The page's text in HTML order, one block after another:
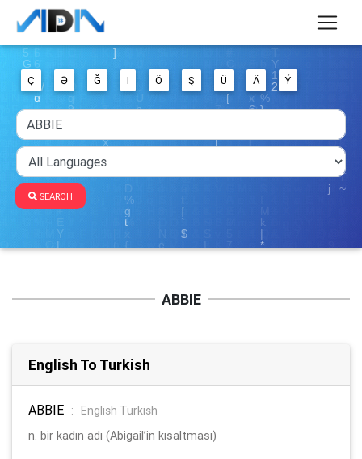
Ç Ə Ğ I Ö Ş Ü Ä Ý
SEARCH
ABBIE
English To Turkish
ABBIE :
English Turkish
n. bir kadın adı (Abigail’in kısaltması)